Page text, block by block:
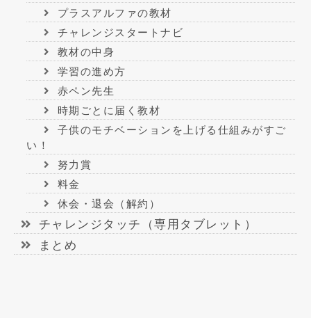
プラスアルファの教材
チャレンジスタートナビ
教材の中身
学習の進め方
赤ペン先生
時期ごとに届く教材
子供のモチベーションを上げる仕組みがすご
い！
努力賞
料金
休会・退会（解約）
チャレンジタッチ（専用タブレット）
まとめ